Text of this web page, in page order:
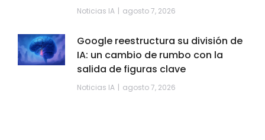
Noticias IA agosto 7, 2026
Google reestructura su división de
IA: un cambio de rumbo con la
salida de figuras clave
Noticias IA agosto 7, 2026